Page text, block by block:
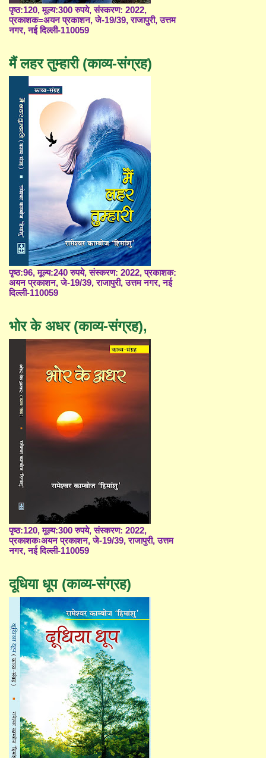
पृष्ठ:120, मूल्य:300 रुपये, संस्करण: 2022,
प्रकाशक=अयन प्रकाशन, जे-19/39, राजापुरी, उत्तम
नगर, नई दिल्ली-110059
मैं लहर तुम्हारी (काव्य-संग्रह)
पृष्ठ:96, मूल्य:240 रुपये, संस्करण: 2022, प्रकाशक:
अयन प्रकाशन, जे-19/39, राजापुरी, उत्तम नगर, नई
दिल्ली-110059
भोर के अधर (काव्य-संग्रह),
पृष्ठ:120, मूल्य:300 रुपये, संस्करण: 2022,
प्रकाशकःअयन प्रकाशन, जे-19/39, राजापुरी, उत्तम
नगर, नई दिल्ली-110059
दूधिया धूप (काव्य-संग्रह)